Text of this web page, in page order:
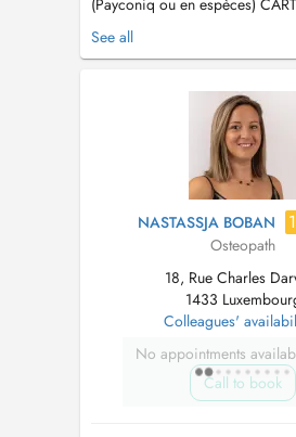
(Payconiq ou en espèces)
BANCAIRES NON-ACCEPTÉES !
Urgences : Me contacter par
See all
NASTASSJA BOBAN
Osteopath
18, Rue Charles
1433
Colleagues'
No appointments
Call to book